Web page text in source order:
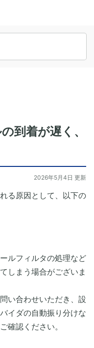
到着が遅く、
2026年5月4日 更新
る原因として、以下の
ルフィルタの処理など
しまう場合がございま
い合わせいただき、設
イダの自動振り分けな
確認ください。